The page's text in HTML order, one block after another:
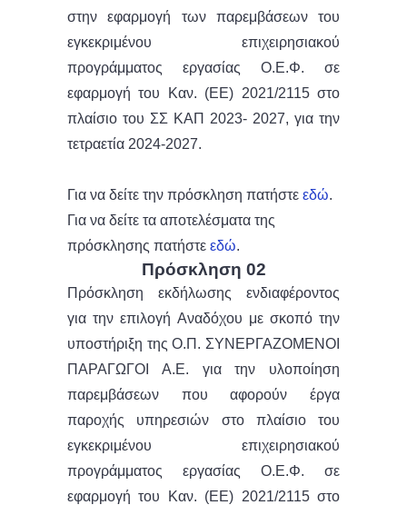
στην εφαρμογή των παρεμβάσεων του
εγκεκριμένου επιχειρησιακού
προγράμματος εργασίας Ο.Ε.Φ. σε
εφαρμογή του Καν. (ΕΕ) 2021/2115 στο
πλαίσιο του ΣΣ ΚΑΠ 2023- 2027, για την
τετραετία 2024-2027.
Για να δείτε την πρόσκληση πατήστε εδώ.
Για να δείτε τα αποτελέσματα της
πρόσκλησης πατήστε εδώ.
Πρόσκληση 02
Πρόσκληση εκδήλωσης ενδιαφέροντος
για την επιλογή Αναδόχου με σκοπό την
υποστήριξη της Ο.Π. ΣΥΝΕΡΓΑΖΟΜΕΝΟΙ
ΠΑΡΑΓΩΓΟΙ Α.Ε. για την υλοποίηση
παρεμβάσεων που αφορούν έργα
παροχής υπηρεσιών στο πλαίσιο του
εγκεκριμένου επιχειρησιακού
προγράμματος εργασίας Ο.Ε.Φ. σε
εφαρμογή του Καν. (ΕΕ) 2021/2115 στο